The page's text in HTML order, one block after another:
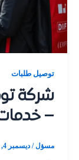
توصيل طلبات
شركة
– خدمات
مسؤل/ ديسمبر 4, 2025